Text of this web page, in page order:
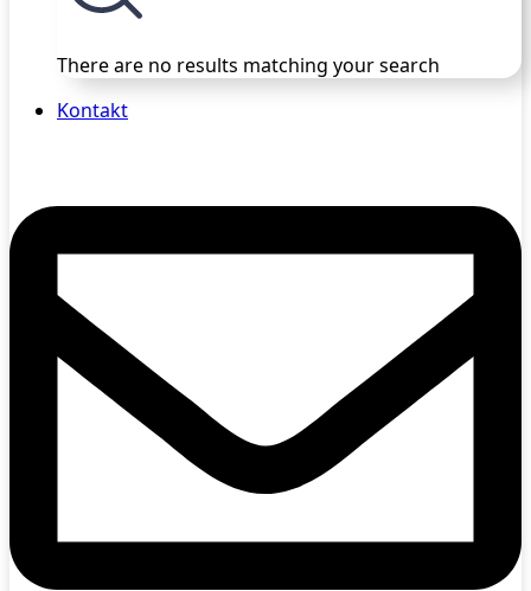
There are no results matching your search
Kontakt